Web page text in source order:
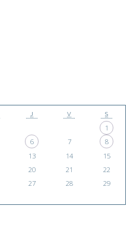
J V S
1
6 7
8
13 14
15
20 21
22
27 28
29